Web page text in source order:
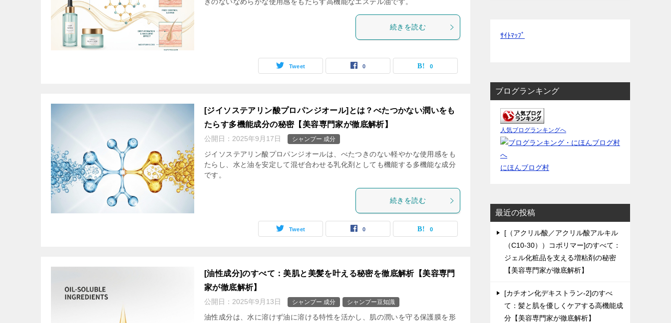
続きを読む
Tweet 0 0
[ジイソステアリン酸プロパンジオール]とは？べたつかない潤いをも
たらす多機能成分の秘密【美容専門家が徹底解析】
公開日： 2025年9月17日 シャンプー 成分
ジイソステアリン酸プロパンジオールは、べたつきのない軽やかな使用感をも
たらし、水と油を安定して混ぜ合わせる乳化剤としても機能する多機能な成分
です。
続きを読む
Tweet 0 0
[油性成分]のすべて：美肌と美髪を叶える秘密を徹底解析【美容専門
家が徹底解析】
公開日： 2025年9月13日 シャンプー 成分 シャンプー豆知識
油性成分は、水に溶けず油に溶ける特性を活かし、肌の潤いを守る保護膜を形
ｻｲﾄﾏｯﾌﾟ
ブログランキング
人気ブログランキングへ
にほんブログ村
最近の投稿
[（アクリル酸／アクリル酸アルキル
（C10-30））コポリマー]のすべて：
ジェル化粧品を支える増粘剤の秘密
【美容専門家が徹底解析】
[カチオン化デキストラン-2]のすべ
て：髪と肌を優しくケアする高機能成
分【美容専門家が徹底解析】